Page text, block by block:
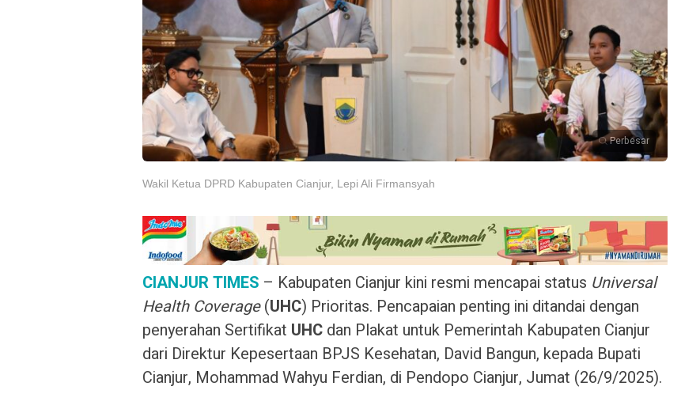
Perbesar
Wakil Ketua DPRD Kabupaten Cianjur, Lepi Ali Firmansyah
CIANJUR TIMES – Kabupaten Cianjur kini resmi mencapai status Universal
Health Coverage(UHC) Prioritas. Pencapaian penting ini ditandai dengan
penyerahan Sertifikat UHC dan Plakat untuk Pemerintah Kabupaten Cianjur
dari Direktur Kepesertaan BPJS Kesehatan, David Bangun, kepada Bupati
Cianjur, Mohammad Wahyu Ferdian, di Pendopo Cianjur, Jumat (26/9/2025).